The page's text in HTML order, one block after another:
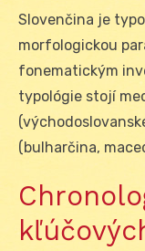
Slovenčina je
morfologickou
fonematickým
typológie stojí
(bulharčina,